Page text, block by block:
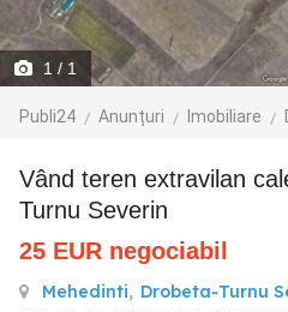
1 / 1
Publi24 Anunțuri Imobiliare
Vând teren extravilan calea Targujiului Drobeta
Turnu Severin
25 EUR negociabil
Mehedinti, Drobeta-Turnu